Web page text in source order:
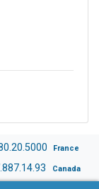
France
Canada